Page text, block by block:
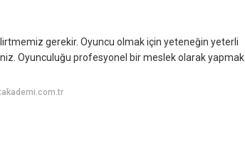
gerekir. Oyuncu olmak için yeteneğin yeterli
Oyunculuğu profesyonel bir meslek olarak yapmak